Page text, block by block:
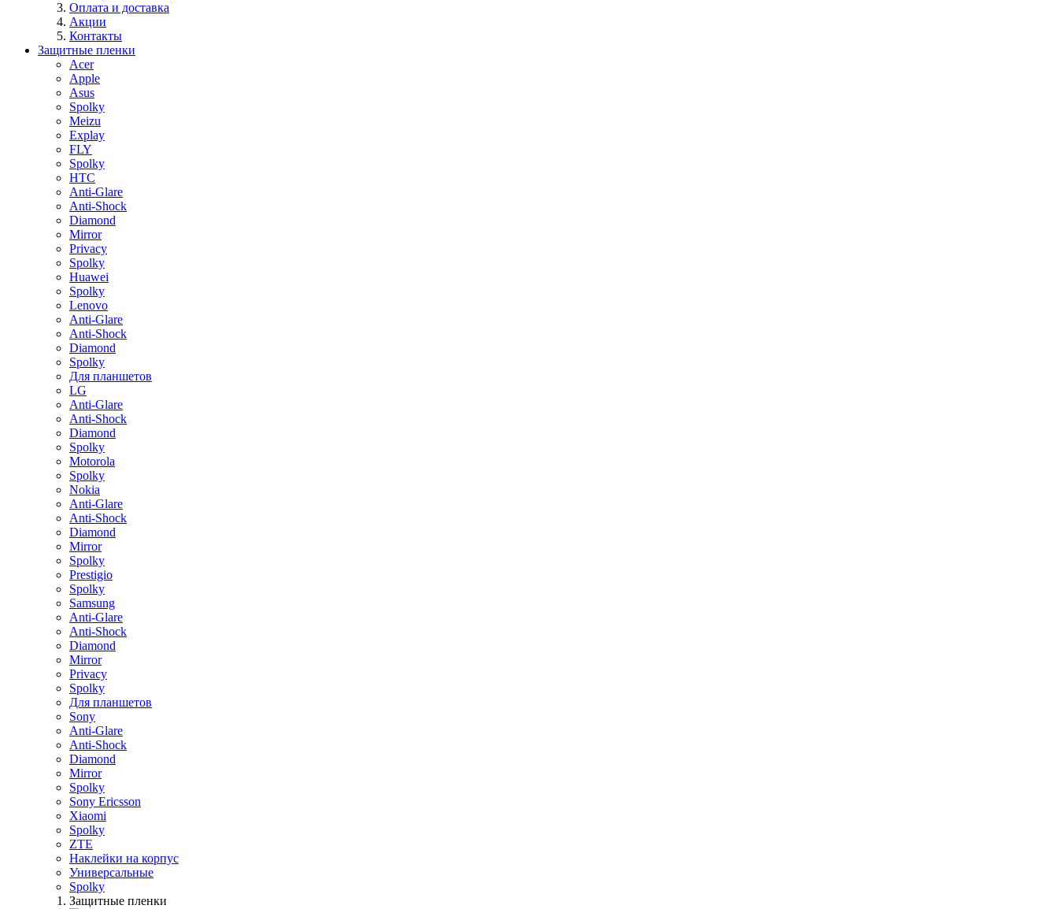
Оплата и доставка
Акции
Контакты
Защитные пленки
Acer
Apple
Asus
Spolky
Meizu
Explay
FLY
Spolky
HTC
Anti-Glare
Anti-Shock
Diamond
Mirror
Privacy
Spolky
Huawei
Spolky
Lenovo
Anti-Glare
Anti-Shock
Diamond
Spolky
Для планшетов
LG
Anti-Glare
Anti-Shock
Diamond
Spolky
Motorola
Spolky
Nokia
Anti-Glare
Anti-Shock
Diamond
Mirror
Spolky
Prestigio
Spolky
Samsung
Anti-Glare
Anti-Shock
Diamond
Mirror
Privacy
Spolky
Для планшетов
Sony
Anti-Glare
Anti-Shock
Diamond
Mirror
Spolky
Sony Ericsson
Xiaomi
Spolky
ZTE
Наклейки на корпус
Универсальные
Spolky
Защитные пленки